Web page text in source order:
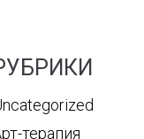
терапия